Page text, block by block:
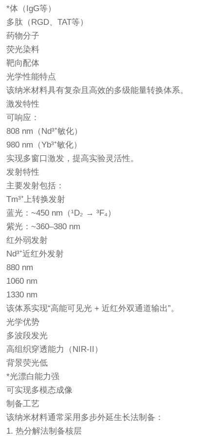
*体（IgG等）
多肽（RGD、TAT等）
药物分子
荧光染料
靶向配体
光学性能特点
该纳米材料具有复杂且高效的多级能量转换体系。
激发特性
可响应：
808 nm（Nd³⁺敏化）
980 nm（Yb³⁺敏化）
实现多窗口激发，提高实验灵活性。
发射特性
主要发射包括：
Tm³⁺上转换发射
蓝光：~450 nm（¹D₂ → ³F₄）
紫光：~360–380 nm
红外弱发射
Nd³⁺近红外发射
880 nm
1060 nm
1330 nm
该体系实现“高能可见光 + 近红外双通道输出”。
光学优势
多波段发光
高组织穿透能力（NIR-II）
背景荧光低
*光漂白能力强
可实现多模态成像
制备工艺
该纳米材料通常采用多步外延生长法制备：
1. 热分解法制备核层